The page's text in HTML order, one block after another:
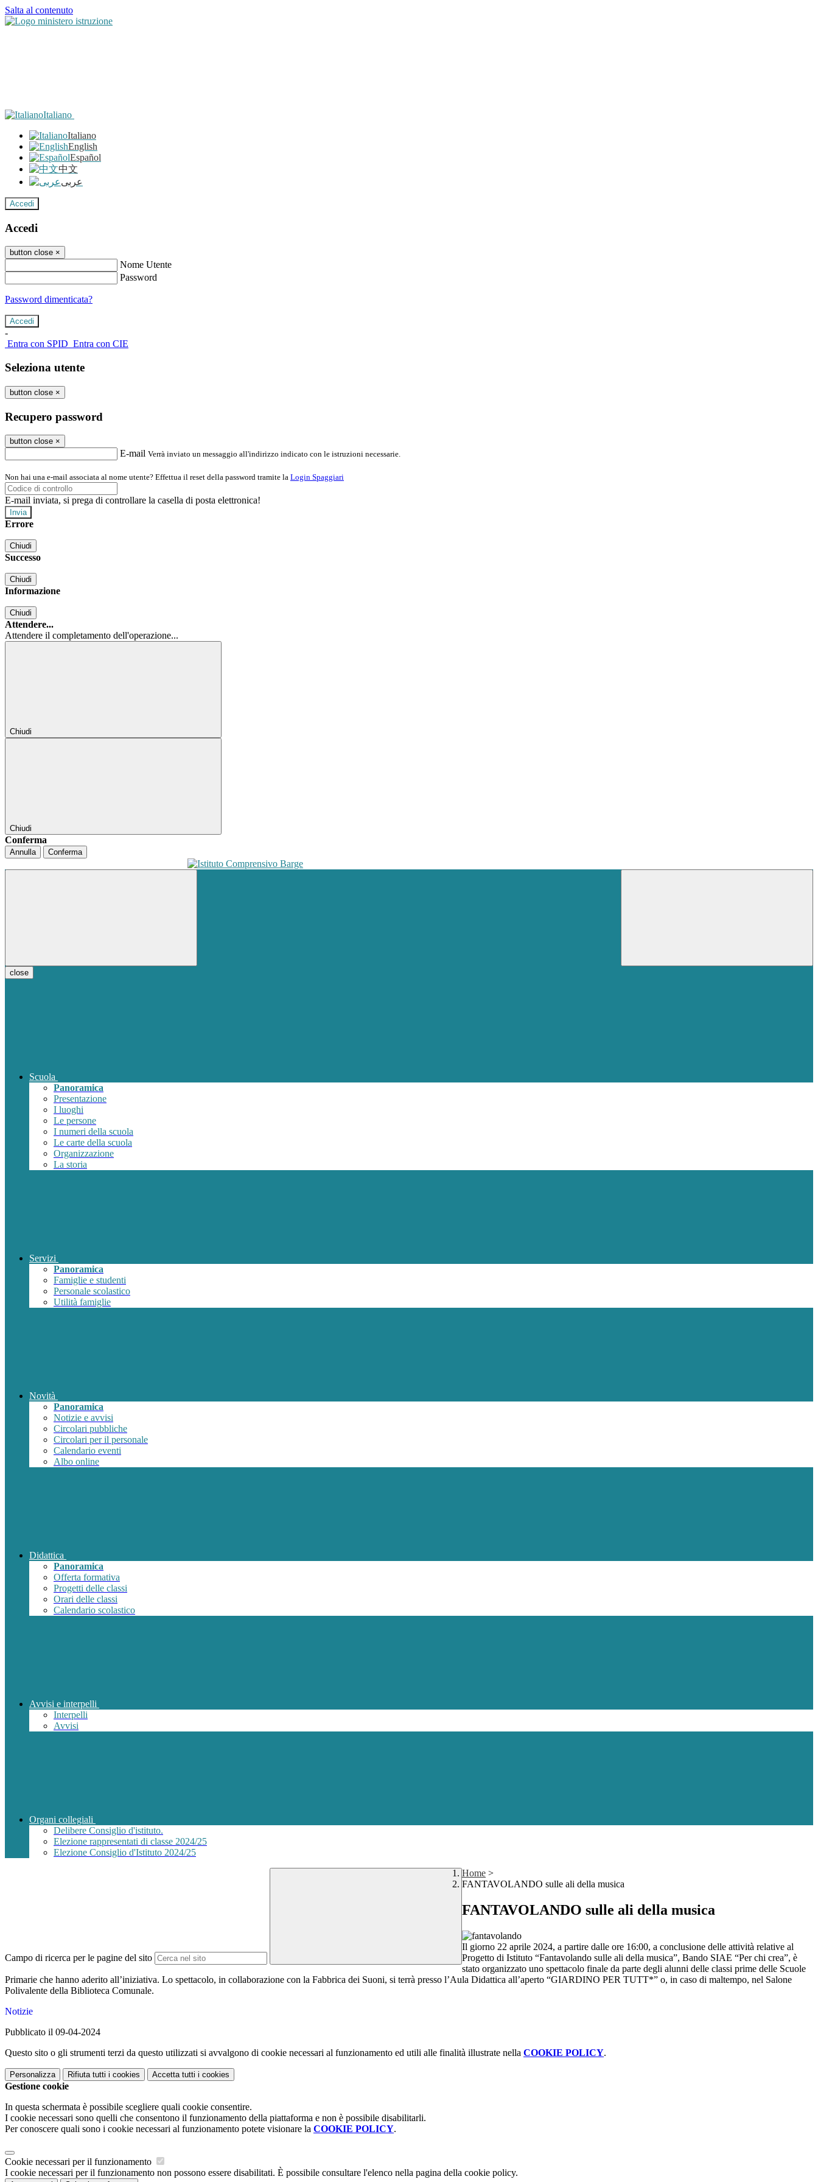
Salta al contenuto
Italiano
Italiano
English
Español
中文
عربى
Accedi
Accedi
button close ×
Nome Utente
Password
Password dimenticata?
-
Entra con SPID Entra con CIE
Seleziona utente
button close ×
Recupero password
button close ×
E-mail Verrà inviato un messaggio all'indirizzo indicato con le istruzioni necessarie.
Non hai una e-mail associata al nome utente? Effettua il reset della password tramite la Login Spaggiari
E-mail inviata, si prega di controllare la casella di posta elettronica!
Errore
Chiudi
Successo
Chiudi
Informazione
Chiudi
Attendere...
Attendere il completamento dell'operazione...
Chiudi
Chiudi
Conferma
Annulla Conferma
close
Scuola
Panoramica
Presentazione
I luoghi
Le persone
I numeri della scuola
Le carte della scuola
Organizzazione
La storia
Servizi
Panoramica
Famiglie e studenti
Personale scolastico
Utilità famiglie
Novità
Panoramica
Notizie e avvisi
Circolari pubbliche
Circolari per il personale
Calendario eventi
Albo online
Didattica
Panoramica
Offerta formativa
Progetti delle classi
Orari delle classi
Calendario scolastico
Avvisi e interpelli
Interpelli
Avvisi
Organi collegiali
Delibere Consiglio d'istituto.
Elezione rappresentati di classe 2024/25
Elezione Consiglio d'Istituto 2024/25
Campo di ricerca per le pagine del sito
Home >
FANTAVOLANDO sulle ali della musica
FANTAVOLANDO sulle ali della musica
Il giorno 22 aprile 2024, a partire dalle ore 16:00, a conclusione delle attività relative al
Progetto di Istituto “Fantavolando sulle ali della musica”, Bando SIAE “Per chi crea”, è
stato organizzato uno spettacolo finale da parte degli alunni delle classi prime delle Scuole
Primarie che hanno aderito all’iniziativa. Lo spettacolo, in collaborazione con la Fabbrica dei Suoni, si terrà presso l’Aula Didattica all’aperto “GIARDINO PER TUTT*” o, in caso di maltempo, nel Salone
Polivalente della Biblioteca Comunale.
Notizie
Pubblicato il 09-04-2024
Questo sito o gli strumenti terzi da questo utilizzati si avvalgono di cookie necessari al funzionamento ed utili alle finalità illustrate nella COOKIE POLICY.
Personalizza Rifiuta tutti i cookies Accetta tutti i cookies
Gestione cookie
In questa schermata è possibile scegliere quali cookie consentire.
I cookie necessari sono quelli che consentono il funzionamento della piattaforma e non è possibile disabilitarli.
Per conoscere quali sono i cookie necessari al funzionamento potete visionare la COOKIE POLICY.
Cookie necessari per il funzionamento
I cookie necessari per il funzionamento non possono essere disabilitati. È possibile consultare l'elenco nella pagina della cookie policy.